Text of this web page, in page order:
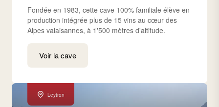
Fondée en 1983, cette cave 100% familiale élève en
production intégrée plus de 15 vins au cœur des
Alpes valaisannes, à 1'500 mètres d'altitude.
Voir la cave
Leytron